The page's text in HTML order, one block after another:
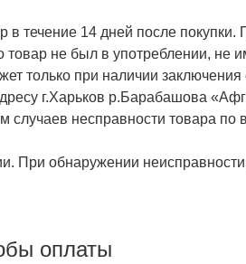
течение 14 дней после
не был в употреблении,
только при наличии
г.Харьков р.Барабашова
случаев несправности товара по
При обнаружении
оплаты